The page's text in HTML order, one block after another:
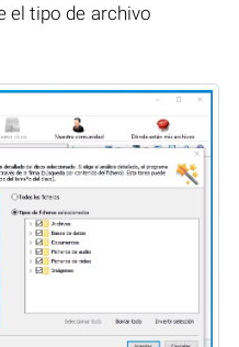
el tipo de archivo